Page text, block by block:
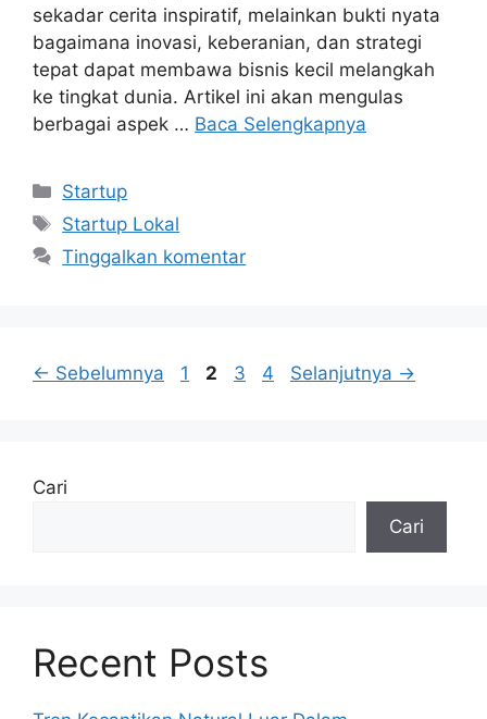
sekadar cerita inspiratif, melainkan bukti nyata
bagaimana inovasi, keberanian, dan strategi
tepat dapat membawa bisnis kecil melangkah
ke tingkat dunia. Artikel ini akan mengulas
berbagai aspek … Baca Selengkapnya
Kategori
Startup
Tag
Startup Lokal
Tinggalkan komentar
← Sebelumnya Halaman
1 Halaman
2 Halaman
3 Halaman
4 Selanjutnya →
Cari
Cari
Recent Posts